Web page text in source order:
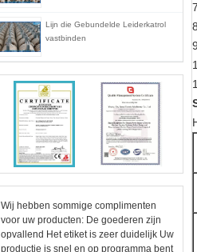
Lijn die Gebundelde Leiderkatrol
vastbinden
Wij hebben sommige complimenten
voor uw producten: De goederen zijn
opvallend Het etiket is zeer duidelijk Uw
productie is snel en op programma bent